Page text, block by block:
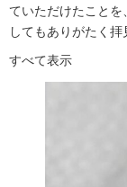
ていただけたことを
してもありがたく拝
すべて表示